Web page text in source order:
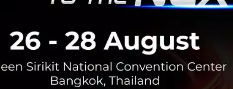
ผ่านแฮชแท็กหนุนวันเสรีภาพสื่อมวลชนโลก
องค์การยูเนสโก @UNESCO ในการขอบคุณสื่อมวลชนด้วยการ
ติดแฮชแท็ก #ThankAJournalist และได้จัดทำอีโมจิรูปแบบ
พิเศษเพื่อร่วมเฉลิมฉ...
พฤษภาคม 7, 2020| ByTechsauce Team